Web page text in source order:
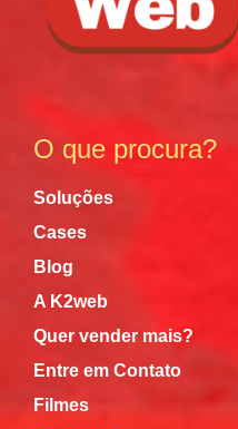
O que procura?
Soluções
Cases
Blog
A K2web
Quer vender mais?
Entre em Contato
Filmes